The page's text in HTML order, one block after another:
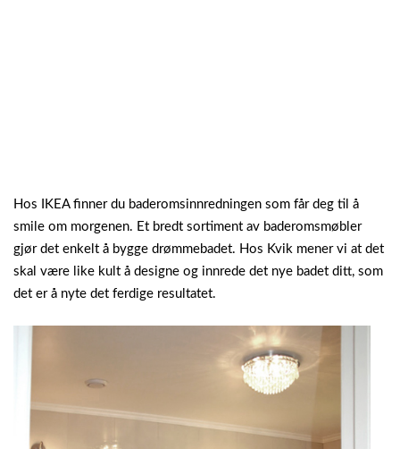
Hos IKEA finner du baderomsinnredningen som får deg til å
smile om morgenen. Et bredt sortiment av baderomsmøbler
gjør det enkelt å bygge drømmebadet. Hos Kvik mener vi at det
skal være like kult å designe og innrede det nye badet ditt, som
det er å nyte det ferdige resultatet.